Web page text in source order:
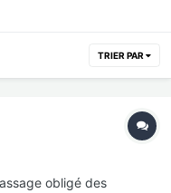
TRIER PAR
obligé des